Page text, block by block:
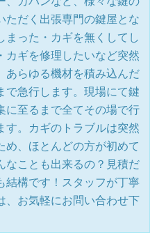
ただく出張専門の鍵屋とな
まった・カギを無くしてし
カギを修理したいなど突然
あらゆる機材を積み込んだ
で急行します。現場にて鍵
に至るまで全てその場で行
す。カギのトラブルは突然
め、ほとんどの方が初めて
なことも出来るの？見積だ
結構です！スタッフが丁寧
、お気軽にお問い合わせ下